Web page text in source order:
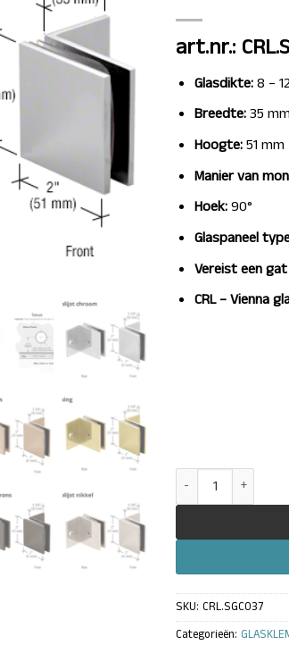
art.nr.:
Glasdikte:8 –
Breedte:35
Hoogte:51 mm
Manier van
Hoek:90°
Glaspaneel
Vereist een
CRL – Vienna
Douche glasklem
SKU: CRL.SGC037
Categorieën: